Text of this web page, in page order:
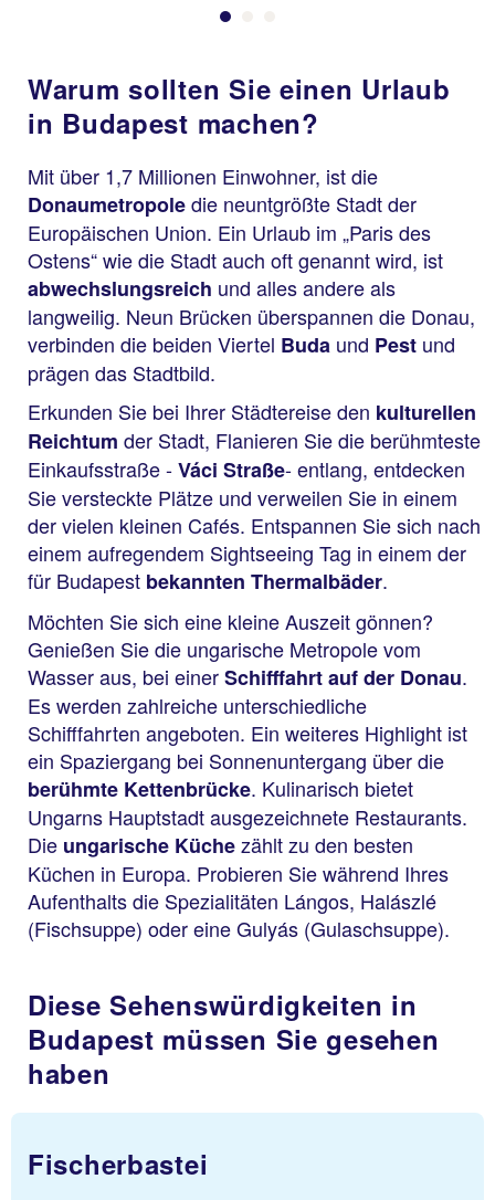
Warum sollten Sie einen Urlaub
in Budapest machen?
Mit über 1,7 Millionen Einwohner, ist die
Donaumetropoledie neuntgrößte Stadt der
Europäischen Union. Ein Urlaub im „Paris des
Ostens“ wie die Stadt auch oft genannt wird, ist
abwechslungsreich und alles andere als
langweilig. Neun Brücken überspannen die Donau,
verbinden die beiden Viertel Buda und Pest und
prägen das Stadtbild.
Erkunden Sie bei Ihrer Städtereise den kulturellen
Reichtum der Stadt, Flanieren Sie die berühmteste
Einkaufsstraße -Váci Straße- entlang, entdecken
Sie versteckte Plätze und verweilen Sie in einem
der vielen kleinen Cafés. Entspannen Sie sich nach
einem aufregendem Sightseeing Tag in einem der
für Budapest bekannten Thermalbäder.
Möchten Sie sich eine kleine Auszeit gönnen?
Genießen Sie die ungarische Metropole vom
Wasser aus, bei einerSchifffahrt auf der Donau.
Es werden zahlreiche unterschiedliche
Schifffahrten angeboten. Ein weiteres Highlight ist
ein Spaziergang bei Sonnenuntergang über die
berühmte Kettenbrücke. Kulinarisch bietet
Ungarns Hauptstadt ausgezeichnete Restaurants.
Die ungarische Küchezählt zu den besten
Küchen in Europa. Probieren Sie während Ihres
Aufenthalts die Spezialitäten Lángos, Halászlé
(Fischsuppe) oder eine Gulyás (Gulaschsuppe).
Diese Sehenswürdigkeiten in
Budapest müssen Sie gesehen
haben
Fischerbastei